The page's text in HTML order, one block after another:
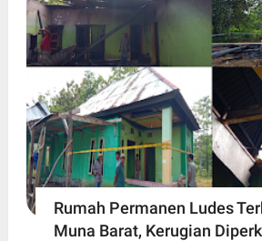
Rumah Permanen Ludes
Muna Barat, Kerugian